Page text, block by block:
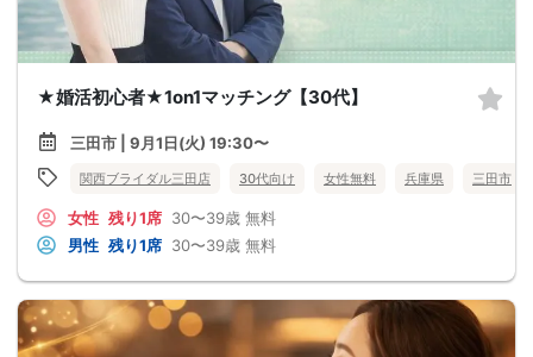
★婚活初心者★1on1マッチング【30代】
三田市 | 9月1日(火) 19:30〜
関西ブライダル三田店 30代向け 女性無料 兵庫県 三田市
女性 残り1席 30〜39歳 無料
男性 残り1席 30〜39歳 無料